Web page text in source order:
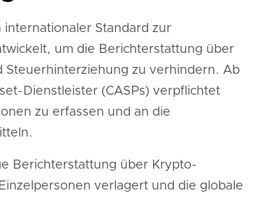
internationaler Standard zur
um die Berichterstattung über
Steuerhinterziehung zu verhindern. Ab
Dienstleister (CASPs) verpflichtet
zu erfassen und an die
Berichterstattung über Krypto-
verlagert und die globale